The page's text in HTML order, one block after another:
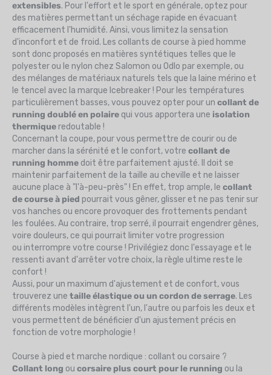
extensibles. Pour l'effort et le sport en générale, optez pour
des matières permettant un séchage rapide en évacuant
efficacement l'humidité. Ainsi, vous limitez la sensation
d'inconfort et de froid. Les collants de course à pied homme
sont donc proposés en matières syntétiques telles que le
polyester ou le nylon chez Salomon ou Odlo par exemple, ou
des mélanges de matériaux naturels tels que la laine mérino et
le tencel avec la marque Icebreaker ! Pour les températures
particulièrement basses, vous pouvez opter pour un collant de
running doublé en polaire qui vous apportera une isolation
thermique redoutable !
Concernant la coupe, pour vous permettre de courir ou de
marcher dans la sérénité et le confort, votre collant de
running homme doit être parfaitement ajusté. Il doit se
maintenir parfaitement de la taille au cheville et ne laisser
aucune place à "l'à-peu-près" ! En effet, trop ample, le collant
de course à pied pourrait vous gêner, glisser et ne pas tenir sur
vos hanches ou encore provoquer des frottements pendant
les foulées. Au contraire, trop serré, il pourrait engendrer gênes,
voire douleurs, ce qui pourrait limiter votre progression
ou interrompre votre course ! Privilégiez donc l'essayage et le
ressenti avant d'arrêter votre choix, la règle ultime reste le
confort !
Aussi, pour un maximum d'ajustement et de confort, vous
trouverez une taille élastique ou un cordon de serrage. Les
différents modèles intègrent l'un, l'autre ou parfois les deux et
vous permettent de bénéficier d'un ajustement précis en
fonction de votre morphologie !
Course à pied et marche nordique : collant ou corsaire ?
Collant long ou corsaire plus court pour le running ou la